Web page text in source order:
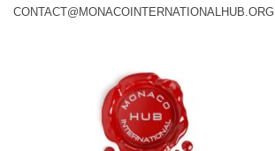
CONTACT@MONACOINTERNATIONALHUB.ORG